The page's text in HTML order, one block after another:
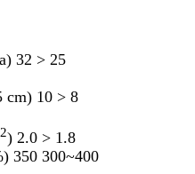
32 > 25
cm) 10 > 8
2) 2.0 > 1.8
350 300~400